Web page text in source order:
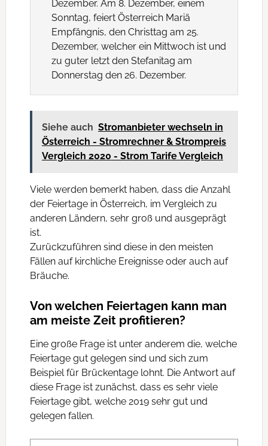
Dezember. Am 8. Dezember, einem
Sonntag, feiert Österreich Mariä
Empfängnis, den Christtag am 25.
Dezember, welcher ein Mittwoch ist und
zu guter letzt den Stefanitag am
Donnerstag den 26. Dezember.
Siehe auch Stromanbieter wechseln in
Österreich - Stromrechner & Strompreis
Vergleich 2020 - Strom Tarife Vergleich
Viele werden bemerkt haben, dass die Anzahl
der Feiertage in Österreich, im Vergleich zu
anderen Ländern, sehr groß und ausgeprägt
ist.
Zurückzuführen sind diese in den meisten
Fällen auf kirchliche Ereignisse oder auch auf
Bräuche.
Von welchen Feiertagen kann man
am meiste Zeit profitieren?
Eine große Frage ist unter anderem die, welche
Feiertage gut gelegen sind und sich zum
Beispiel für Brückentage lohnt. Die Antwort auf
diese Frage ist zunächst, dass es sehr viele
Feiertage gibt, welche 2019 sehr gut und
gelegen fallen.